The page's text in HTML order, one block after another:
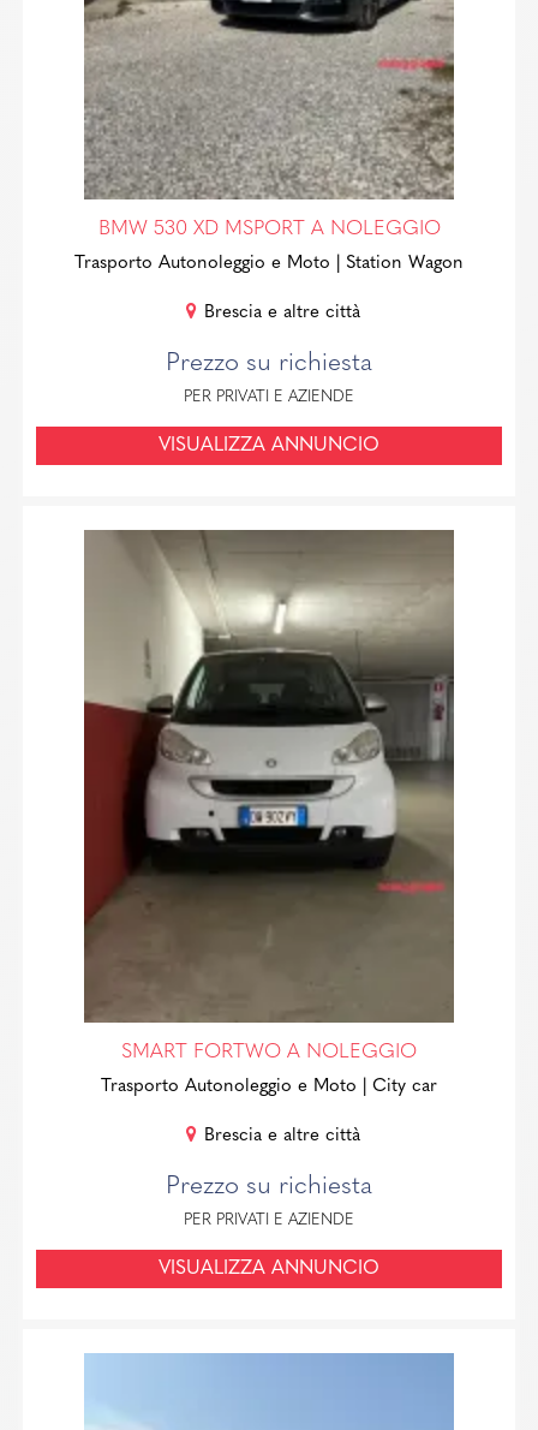
BMW 530 XD MSPORT A NOLEGGIO
Trasporto Autonoleggio e Moto | Station Wagon
Brescia e altre città
Prezzo su richiesta
PER PRIVATI E AZIENDE
VISUALIZZA ANNUNCIO
SMART FORTWO A NOLEGGIO
Trasporto Autonoleggio e Moto | City car
Brescia e altre città
Prezzo su richiesta
PER PRIVATI E AZIENDE
VISUALIZZA ANNUNCIO